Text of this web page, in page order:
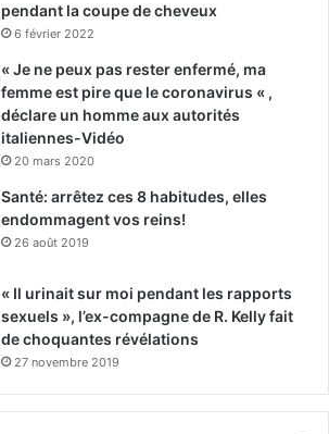
pendant la coupe de cheveux
6 février 2022
« Je ne peux pas rester enfermé, ma
femme est pire que le coronavirus « ,
déclare un homme aux autorités
italiennes-Vidéo
20 mars 2020
Santé: arrêtez ces 8 habitudes, elles
endommagent vos reins!
26 août 2019
« Il urinait sur moi pendant les rapports
sexuels », l’ex-compagne de R. Kelly fait
de choquantes révélations
27 novembre 2019